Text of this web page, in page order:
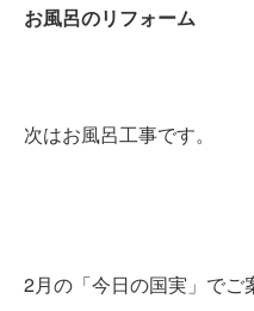
お風呂のリフォーム
次はお風呂工事です。
2月の「今日の国実」でご